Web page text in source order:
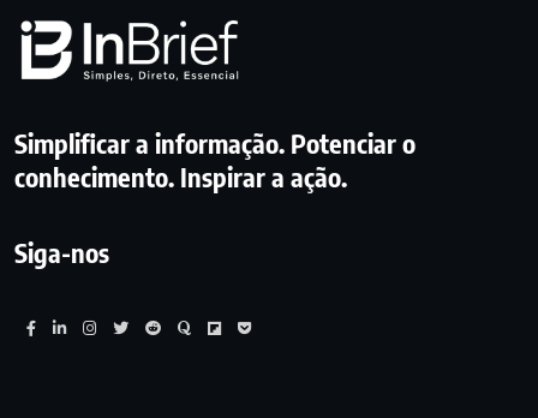
Simplificar a informação. Potenciar o
conhecimento. Inspirar a ação.
Siga-nos